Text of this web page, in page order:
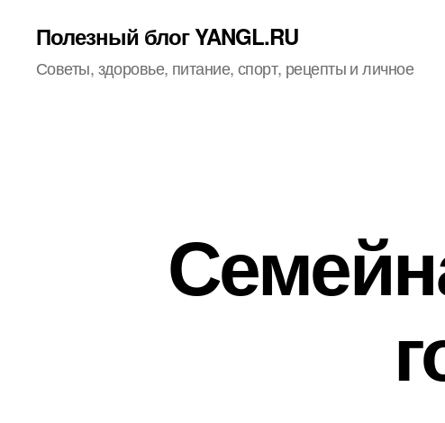
Полезный блог YANGL.RU
Советы, здоровье, питание, спорт, рецепты и личное